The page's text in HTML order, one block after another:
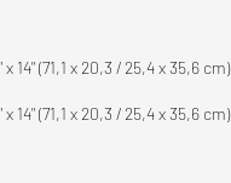
14" (71,1 x 20,3 / 25,4 x 35,6 cm)
14" (71,1 x 20,3 / 25,4 x 35,6 cm)